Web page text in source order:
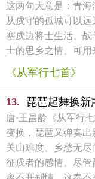
这两句大意是：青海
从戍守的孤城可以
塞戍边将士生活、战
士的思乡之情。可用
《从军行七首》
13. 琵琶起舞换新
唐·王昌龄《从军行
变换，琵琶又弹奏
关山难度、乡愁无
征戍者的感情。尽管